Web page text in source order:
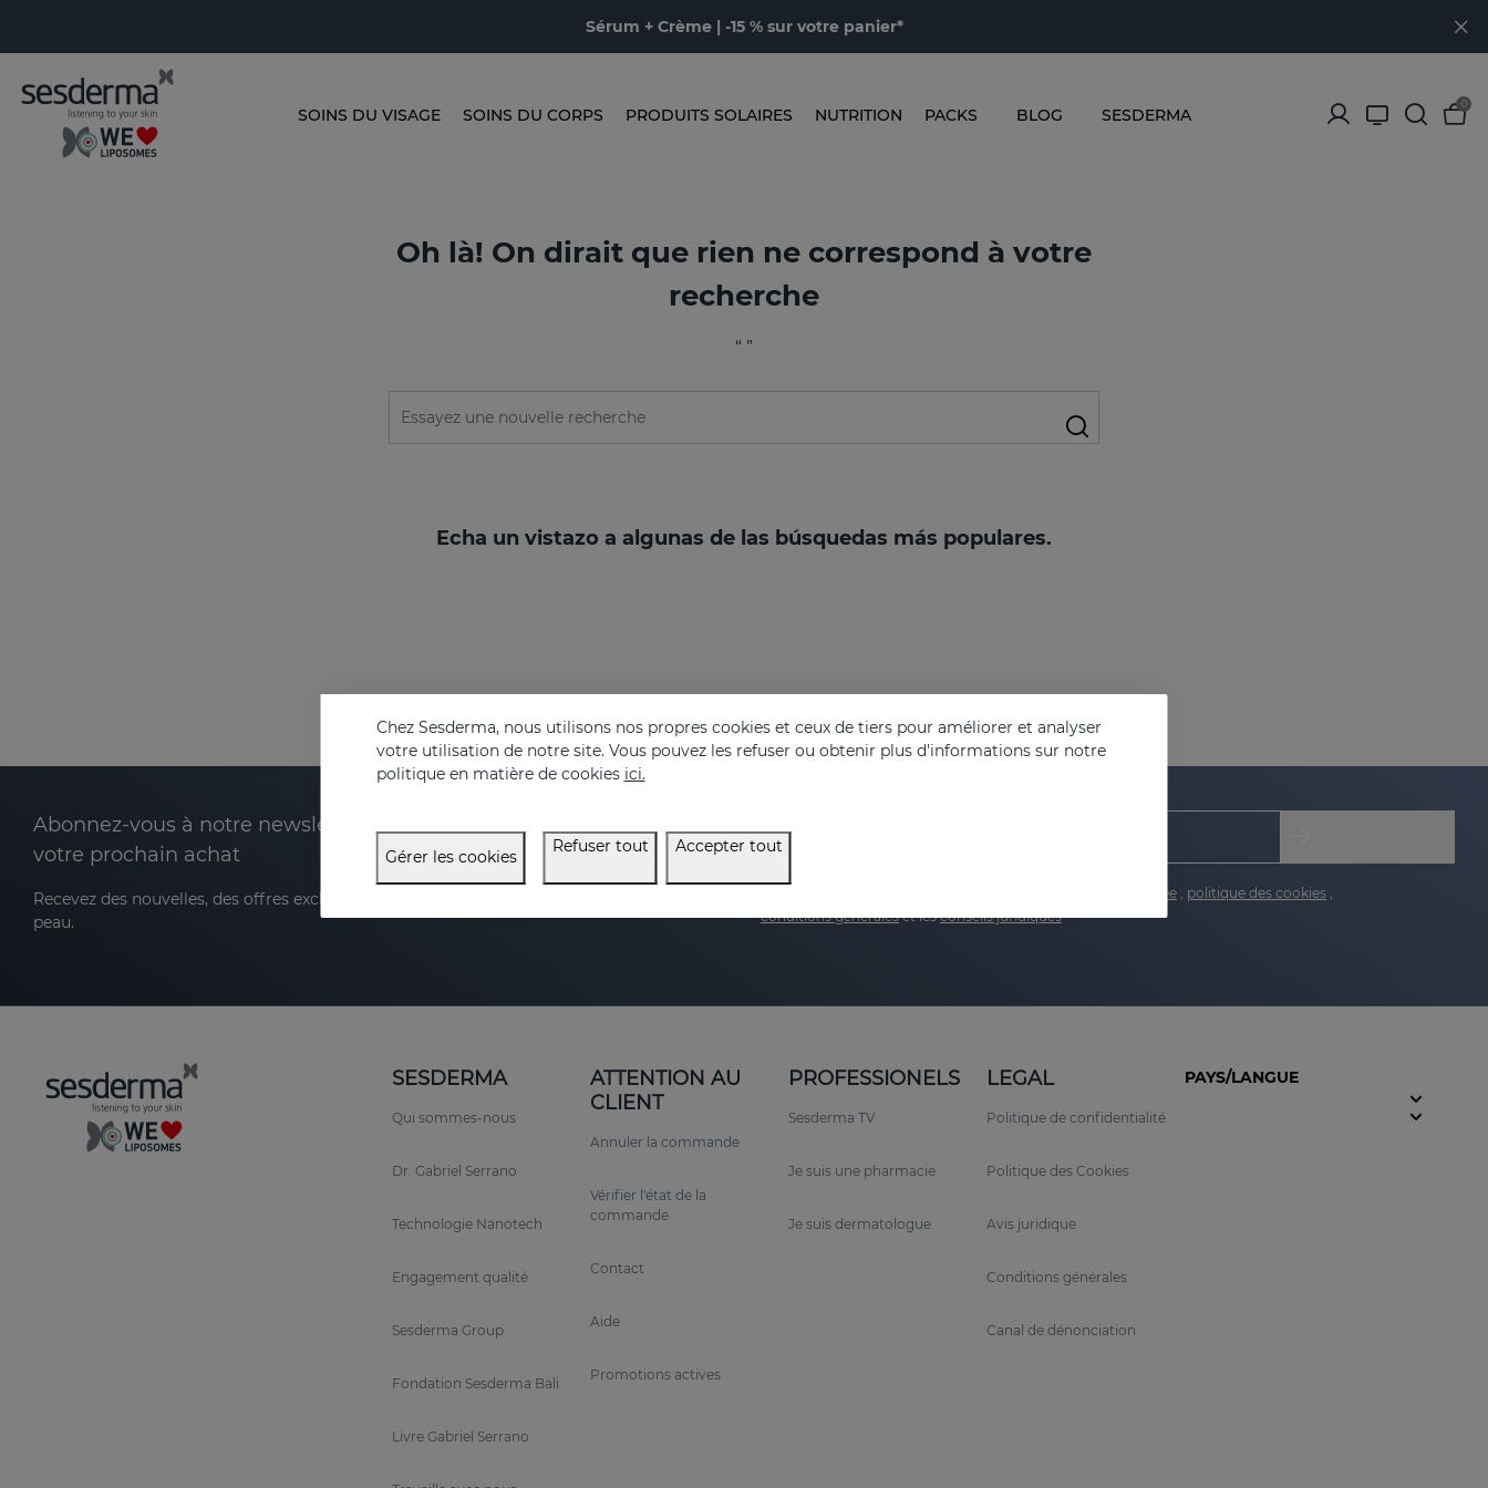
Sérum + Crème | -15 % sur votre panier*
SOINS DU VISAGE SOINS DU CORPS PRODUITS SOLAIRES NUTRITION PACKS BLOG SESDERMA
0
Oh là! On dirait que rien ne correspond à votre
recherche
“ ”
Echa un vistazo a algunas de las búsquedas más populares.
Abonnez-vous à notre newsletter et recevez 20 % de réduction sur
votre prochain achat
Recevez des nouvelles, des offres exclusives et des conseils pour prendre soin de votre
peau.
E-mail
politique de protection de la vie privée , politique des cookies ,
conditions généraleset lesconseils juridiques
SESDERMA
Qui sommes-nous
Dr. Gabriel Serrano
Technologie Nanotech
Engagement qualité
Sesderma Group
Fondation Sesderma Bali
Livre Gabriel Serrano
ATTENTION AU
CLIENT
Annuler la commande
Vérifier l'état de la
commande
Contact
Aide
Promotions actives
PROFESSIONELS
Sesderma TV
Je suis une pharmacie
Je suis dermatologue
LEGAL
Politique de confidentialité
Politique des Cookies
Avis juridique
Conditions générales
Canal de dénonciation
PAYS/LANGUE
Chez Sesderma, nous utilisons nos propres cookies et ceux de tiers pour améliorer et analyser
votre utilisation de notre site. Vous pouvez les refuser ou obtenir plus d'informations sur notre
politique en matière de cookies ici.
Gérer les cookies
Refuser tout Accepter tout